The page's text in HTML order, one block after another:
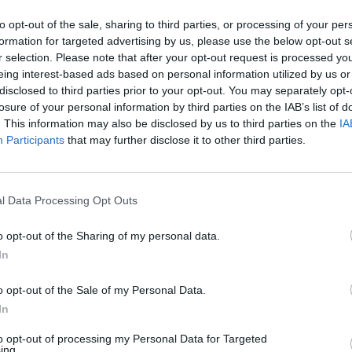
opt-out of the sale, sharing to third parties, or processing of your
for targeted advertising by us, please use the below opt-out
selection. Please note that after your opt-out request is processed
interest-based ads based on personal information utilized by us
to third parties prior to your opt-out. You may separately
of your personal information by third parties on the IAB’s list of
This information may also be disclosed by us to third parties on the
Participants that may further disclose it to other third parties.
Data Processing Opt Outs
opt-out of the Sharing of my personal data.
opt-out of the Sale of my Personal Data.
opt-out of processing my Personal Data for Targeted
να τιμούμε τους προγόνους που με το αίμα
το παρελθόν μπορούμε ως έθνος να έχουμε
δήλωσε ο Δήμαρχος Γορτυνίας Ευστάθιος